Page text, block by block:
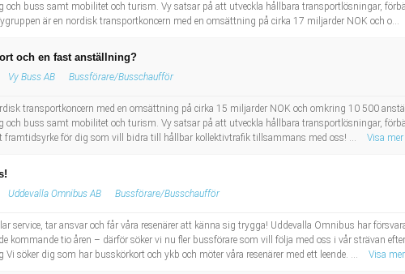
och buss samt mobilitet och turism. Vy satsar på att utveckla hållbara transportlösningar,
är en nordisk transportkoncern med en omsättning på cirka 17 miljarder NOK och o...
och en fast anställning?
Vy Buss AB Bussförare/Busschaufför
transportkoncern med en omsättning på cirka 15 miljarder NOK och omkring 10 500
och buss samt mobilitet och turism. Vy satsar på att utveckla hållbara transportlösningar,
framtidsyrke för dig som vill bidra till hållbar kollektivtrafik tillsammans med oss! ...
Visa mer
Uddevalla Omnibus AB Bussförare/Busschaufför
service, tar ansvar och får våra resenärer att känna sig trygga! Uddevalla Omnibus har
kommande tio åren – därför söker vi nu fler bussförare som vill följa med oss i vår strävan
söker dig som har busskörkort och ykb och möter våra resenärer med ett leende. ...
Visa mer